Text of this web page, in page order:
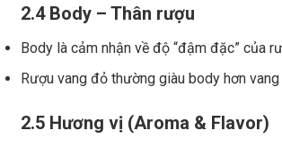
2.4 Body – Thân rượu
Body là cảm nhận về độ “đậm đặc” của
Rượu vang đỏ thường giàu body hơn
2.5 Hương vị (Aroma & Flavor)